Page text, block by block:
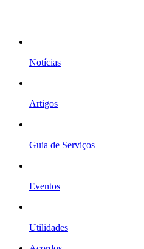
Notícias
Artigos
Guia de Serviços
Eventos
Utilidades